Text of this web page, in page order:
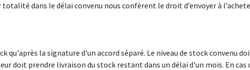
dans le délai convenu nous confèrent le droit d’envoyer à
qu'après la signature d'un accord séparé. Le niveau de stock convenu
doit prendre livraison du stock restant dans un délai d'un mois. En